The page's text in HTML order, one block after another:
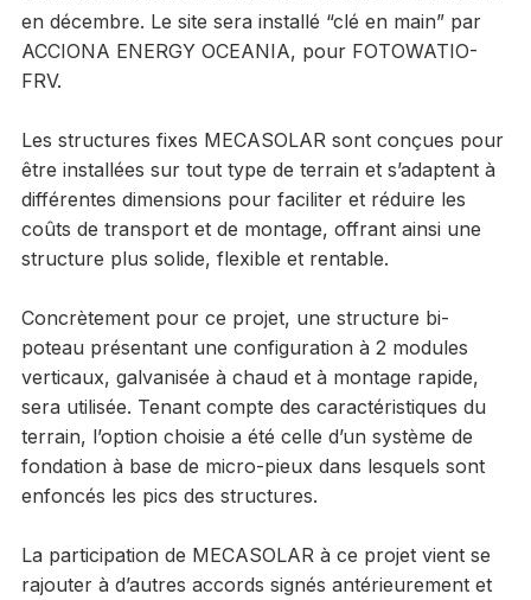
en décembre. Le site sera installé “clé en main” par
ACCIONA ENERGY OCEANIA, pour FOTOWATIO-
FRV.
Les structures fixes MECASOLAR sont conçues pour
être installées sur tout type de terrain et s’adaptent à
différentes dimensions pour faciliter et réduire les
coûts de transport et de montage, offrant ainsi une
structure plus solide, flexible et rentable.
Concrètement pour ce projet, une structure bi-
poteau présentant une configuration à 2 modules
verticaux, galvanisée à chaud et à montage rapide,
sera utilisée. Tenant compte des caractéristiques du
terrain, l’option choisie a été celle d’un système de
fondation à base de micro-pieux dans lesquels sont
enfoncés les pics des structures.
La participation de MECASOLAR à ce projet vient se
rajouter à d’autres accords signés antérieurement et